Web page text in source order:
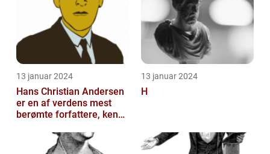
13 januar 2024
Hans Christian Andersen
er en af verdens mest
berømte forfattere, kendt
fortæll...
13 januar 2024
H